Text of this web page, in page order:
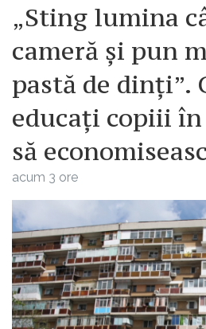
„Sting lumina
cameră și pun
pastă de dinți”.
educați copiii
să
acum 3 ore